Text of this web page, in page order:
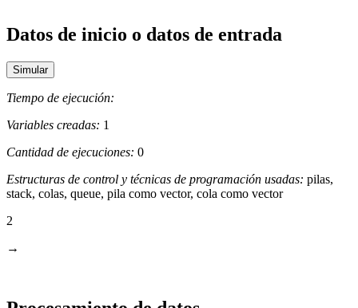
Datos de inicio o datos de entrada
Tiempo de ejecución:
Variables creadas: 1
Cantidad de ejecuciones: 0
Estructuras de control y técnicas de programación usadas: pilas,
stack, colas, queue, pila como vector, cola como vector
2
→